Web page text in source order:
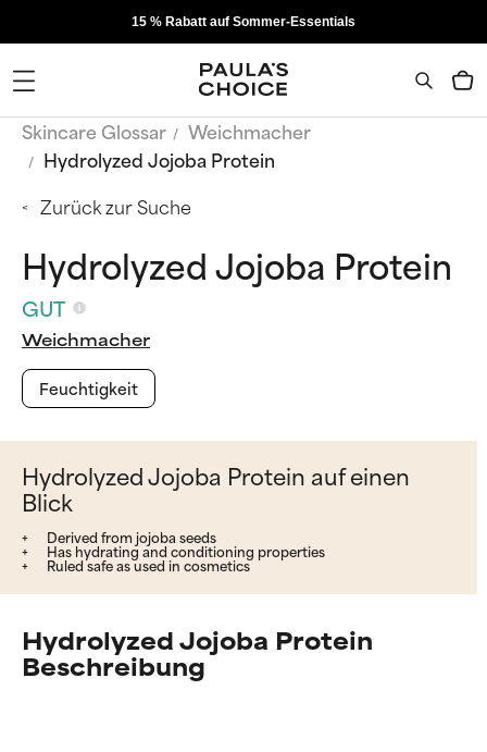
15 % Rabatt auf Sommer-Essentials
Skincare Glossar
Weichmacher
Hydrolyzed Jojoba Protein
Zurück zur Suche
Hydrolyzed Jojoba Protein
GUT
Weichmacher
Feuchtigkeit
Hydrolyzed Jojoba Protein auf einen
Blick
Derived from jojoba seeds
Has hydrating and conditioning properties
Ruled safe as used in cosmetics
Hydrolyzed Jojoba Protein
Beschreibung